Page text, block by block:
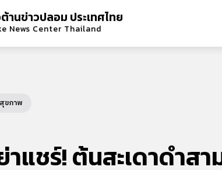
านข่าวปลอม ประเทศไทย
News Center Thailand
ขภาพ
แชร์! ต้นสะเดาดำสา